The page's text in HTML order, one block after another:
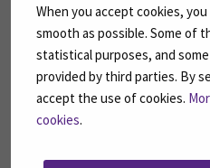
When you accept cookies,
smooth as possible. Some of
statistical purposes, and
provided by third parties. By
accept the use of cookies.
cookies.
TILAA
SEAMK tuottaa
Uutiskirjeemme ovat
ajankohtaisista
asioista.